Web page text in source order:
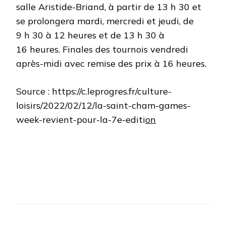
salle Aristide-Briand, à partir de 13 h 30 et
se prolongera mardi, mercredi et jeudi, de
9 h 30 à 12 heures et de 13 h 30 à
16 heures. Finales des tournois vendredi
après-midi avec remise des prix à 16 heures.
Source : https://c.leprogres.fr/culture-
loisirs/2022/02/12/la-saint-cham-games-
week-revient-pour-la-7e-edition